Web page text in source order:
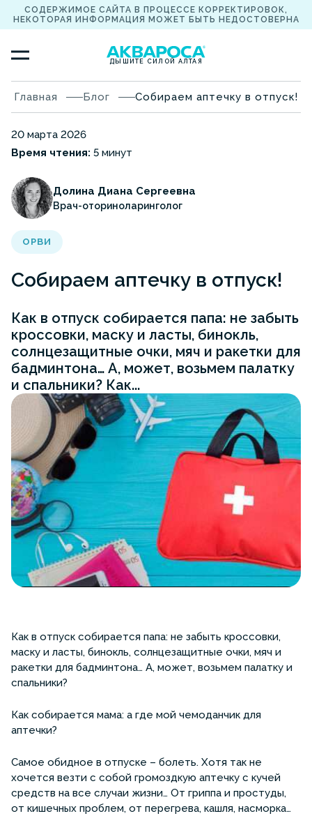
СОДЕРЖИМОЕ САЙТА В ПРОЦЕССЕ КОРРЕКТИРОВОК,
НЕКОТОРАЯ ИНФОРМАЦИЯ МОЖЕТ БЫТЬ НЕДОСТОВЕРНА
ДЫШИТЕ СИЛОЙ АЛТАЯ
Главная Блог Собираем аптечку в отпуск!
20 марта 2026
Время чтения: 5 минут
Долина Диана Сергеевна
Врач-оториноларинголог
ОРВИ
Собираем аптечку в отпуск!
Как в отпуск собирается папа: не забыть
кроссовки, маску и ласты, бинокль,
солнцезащитные очки, мяч и ракетки для
бадминтона… А, может, возьмем палатку
и спальники? Как...
Как в отпуск собирается папа: не забыть кроссовки,
маску и ласты, бинокль, солнцезащитные очки, мяч и
ракетки для бадминтона… А, может, возьмем палатку и
спальники?
Как собирается мама: а где мой чемоданчик для
аптечки?
Самое обидное в отпуске – болеть. Хотя так не
хочется везти с собой громоздкую аптечку с кучей
средств на все случаи жизни… От гриппа и простуды,
от кишечных проблем, от перегрева, кашля, насморка…